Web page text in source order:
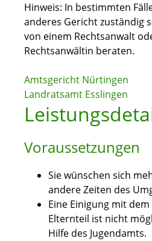
Hinweis: In bestimmten
anderes Gericht zuständig
von einem Rechtsanwalt
Rechtsanwältin beraten.
Amtsgericht Nürtingen
Landratsamt Esslingen
Voraussetzungen
Sie wünschen sich
andere Zeiten des
Eine Einigung mit
Elternteil ist nicht
Hilfe des Jugendamts.